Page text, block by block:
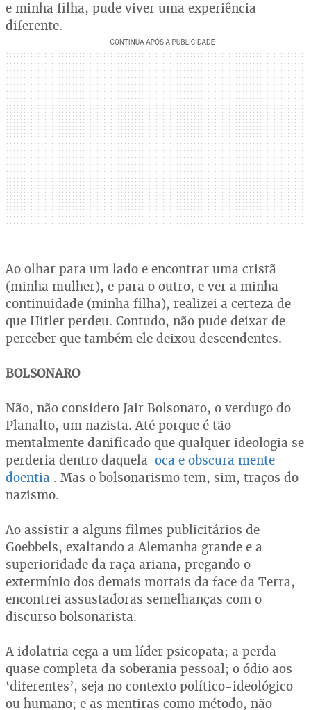
e minha filha, pude viver uma experiência
diferente.
Ao olhar para um lado e encontrar uma cristã
(minha mulher), e para o outro, e ver a minha
continuidade (minha filha), realizei a certeza de
que Hitler perdeu. Contudo, não pude deixar de
perceber que também ele deixou descendentes.
BOLSONARO
Não, não considero Jair Bolsonaro, o verdugo do
Planalto, um nazista. Até porque é tão
mentalmente danificado que qualquer ideologia se
perderia dentro daquela oca e obscura mente
doentia . Mas o bolsonarismo tem, sim, traços do
nazismo.
Ao assistir a alguns filmes publicitários de
Goebbels, exaltando a Alemanha grande e a
superioridade da raça ariana, pregando o
extermínio dos demais mortais da face da Terra,
encontrei assustadoras semelhanças com o
discurso bolsonarista.
A idolatria cega a um líder psicopata; a perda
quase completa da soberania pessoal; o ódio aos
‘diferentes’, seja no contexto político-ideológico
ou humano; e as mentiras como método, não